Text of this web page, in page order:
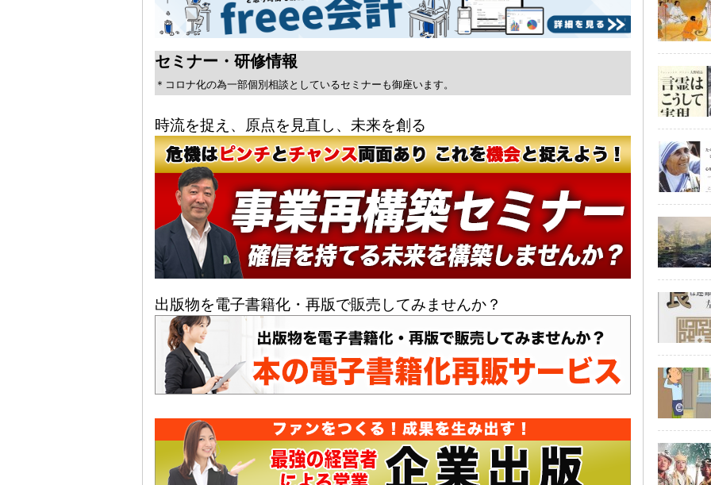
セミナー・研修情報
＊コロナ化の為一部個別相談としているセミナーも御座います。
時流を捉え、原点を見直し、未来を創る
出版物を電子書籍化・再版で販売してみませんか？